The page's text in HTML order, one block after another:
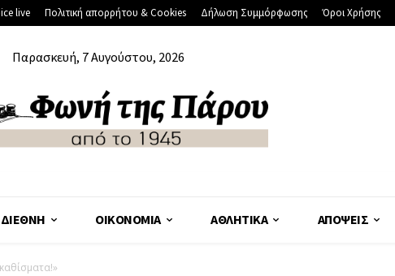
live Πολιτική απορρήτου & Cookies Δήλωση Συμμόρφωσης Όροι Χρήσης
Παρασκευή, 7 Αυγούστου, 2026
ΔΙΕΘΝΉ ΟΙΚΟΝΟΜΊΑ ΑΘΛΗΤΙΚΆ ΑΠΌΨΕΙΣ